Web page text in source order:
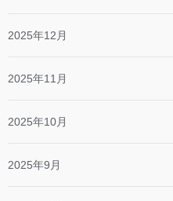
2025年12月
2025年11月
2025年10月
2025年9月